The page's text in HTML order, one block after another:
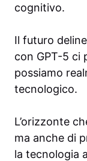
cognitivo.
Il futuro
con GPT-5 ci
possiamo
tecnologico.
L’orizzonte
ma anche di
la tecnologia